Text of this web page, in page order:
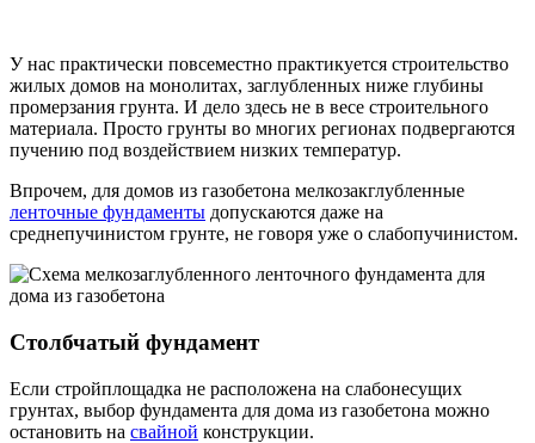
У нас практически повсеместно практикуется строительство
жилых домов на монолитах, заглубленных ниже глубины
промерзания грунта. И дело здесь не в весе строительного
материала. Просто грунты во многих регионах подвергаются
пучению под воздействием низких температур.
Впрочем, для домов из газобетона мелкозакглубленные
ленточные фундаменты допускаются даже на
среднепучинистом грунте, не говоря уже о слабопучинистом.
Столбчатый фундамент
Если стройплощадка не расположена на слабонесущих
грунтах, выбор фундамента для дома из газобетона можно
остановить на свайной конструкции.